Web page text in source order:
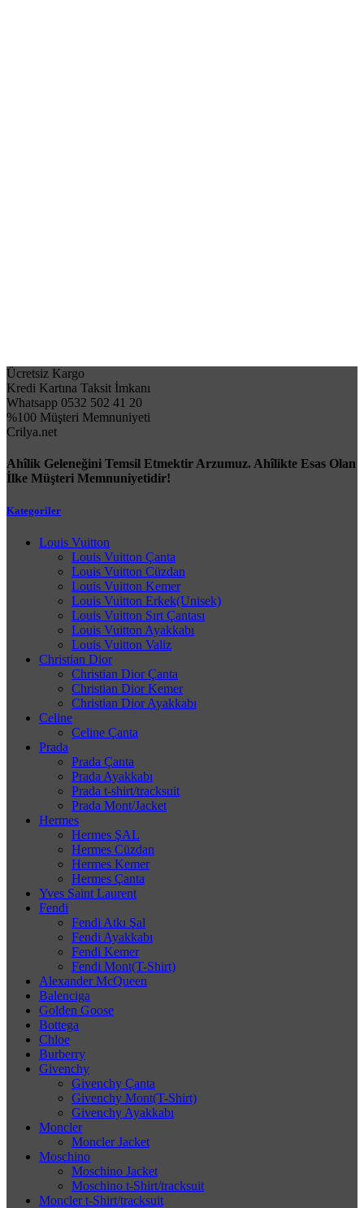
Ücretsiz Kargo
Kredi Kartına Taksit İmkanı
Whatsapp 0532 502 41 20
%100 Müşteri Memnuniyeti
Crilya.net
Ahîlik Geleneğini Temsil Etmektir Arzumuz. Ahîlikte Esas Olan
İlke Müşteri Memnuniyetidir!
Kategoriler
Louis Vuitton
Louis Vuitton Çanta
Louis Vuitton Cüzdan
Louis Vuitton Kemer
Louis Vuitton Erkek(Unisek)
Louis Vuitton Sırt Çantası
Louis Vuitton Ayakkabı
Louis Vuitton Valiz
Christian Dior
Christian Dior Çanta
Christian Dior Kemer
Christian Dior Ayakkabı
Celine
Celine Çanta
Prada
Prada Çanta
Prada Ayakkabı
Prada t-shirt/tracksuit
Prada Mont/Jacket
Hermes
Hermes ŞAL
Hermes Cüzdan
Hermes Kemer
Hermes Çanta
Yves Saint Laurent
Fendi
Fendi Atkı Şal
Fendi Ayakkabı
Fendi Kemer
Fendi Mont(T-Shirt)
Alexander McQueen
Balenciga
Golden Goose
Bottega
Chloe
Burberry
Givenchy
Givenchy Çanta
Givenchy Mont(T-Shirt)
Givenchy Ayakkabı
Moncler
Moncler Jacket
Moschino
Moschino Jacket
Moschino t-Shirt/tracksuit
Moncler t-Shirt/tracksuit